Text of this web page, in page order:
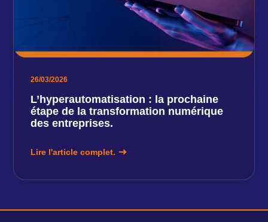
26/03/2026
L’hyperautomatisation : la prochaine
étape de la transformation numérique
des entreprises.
Lire l'article complet.